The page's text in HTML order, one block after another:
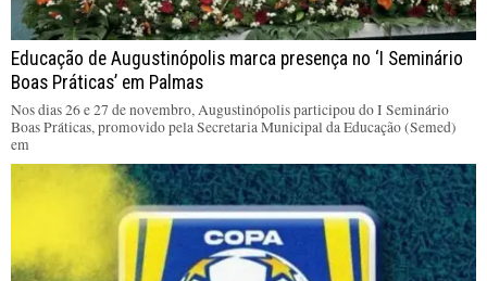
Educação de Augustinópolis marca presença no ‘I Seminário
Boas Práticas’ em Palmas
Nos dias 26 e 27 de novembro, Augustinópolis participou do I Seminário
Boas Práticas, promovido pela Secretaria Municipal da Educação (Semed)
em